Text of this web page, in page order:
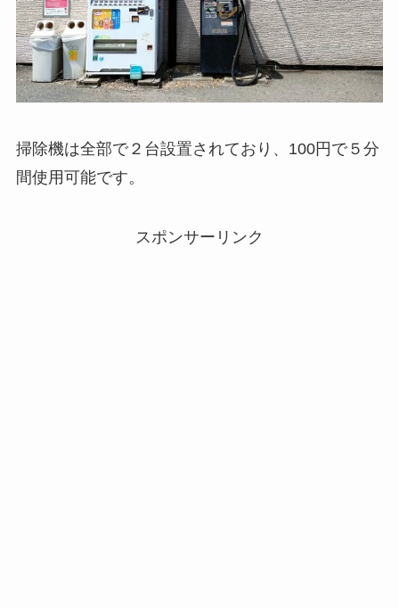
掃除機は全部で２台設置されており、100円で５分
間使用可能です。
スポンサーリンク